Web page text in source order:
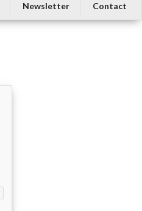
Newsletter Contact